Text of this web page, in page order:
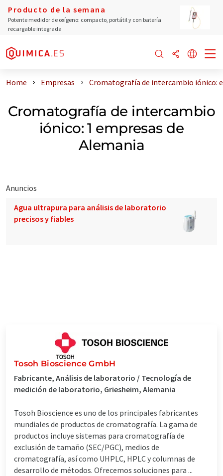
Producto de la semana
Potente medidor de oxígeno: compacto, portátil y con batería
recargable integrada
Home Empresas Cromatografía de intercambio iónico:
Cromatografía de intercambio
iónico: 1 empresas de
Alemania
Anuncios
Agua ultrapura para análisis de laboratorio
precisos y fiables
Tosoh Bioscience GmbH
Fabricante, Análisis de laboratorio / Tecnología de
medición de laboratorio, Griesheim, Alemania
Tosoh Bioscience es uno de los principales fabricantes
mundiales de productos de cromatografía. La gama de
productos incluye sistemas para cromatografía de
exclusión de tamaño (SEC/PGC), medios de
cromatografía, así como UHPLC, HPLC y columnas de
desarrollo de métodos. Ofrecemos soluciones para ...